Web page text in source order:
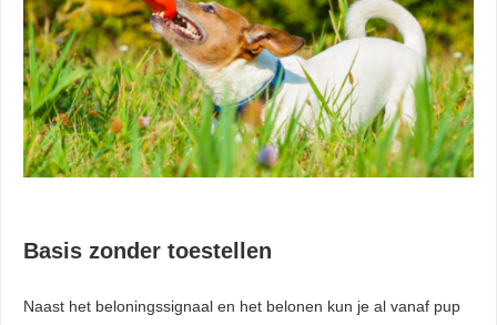
Basis zonder toestellen
Naast het beloningssignaal en het belonen kun je al vanaf pup